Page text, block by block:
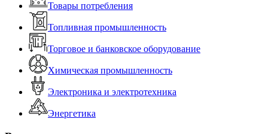
Товары потребления
Топливная промышленность
Торговое и банковское оборудование
Химическая промышленность
Электроника и электротехника
Энергетика